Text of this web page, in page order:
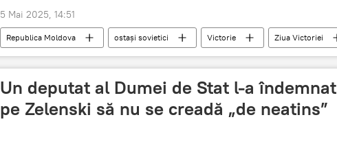
5 Mai 2025, 14:51
Republica Moldova ostași sovietici Victorie Ziua Victoriei
Un deputat al Dumei de Stat l-a îndemnat
pe Zelenski să nu se creadă „de neatins”